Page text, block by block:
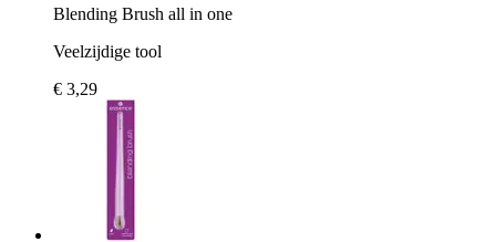
Blending Brush all in one
Veelzijdige tool
€ 3,29